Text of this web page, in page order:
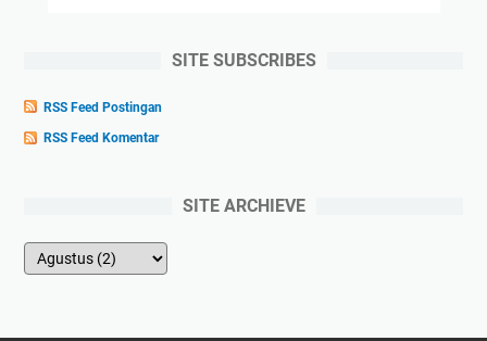
SITE SUBSCRIBES
RSS Feed Postingan
RSS Feed Komentar
SITE ARCHIEVE